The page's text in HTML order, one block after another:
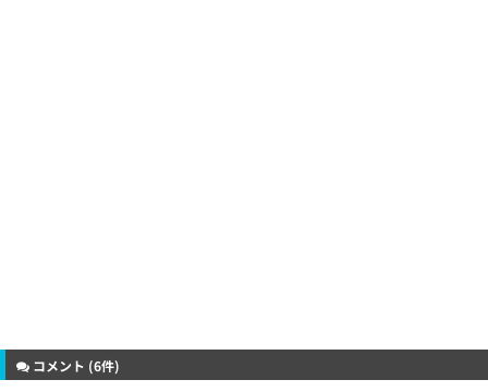
コメント (6件)